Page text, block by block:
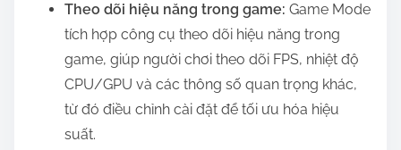
Theo dõi hiệu năng trong game: Game Mode
tích hợp công cụ theo dõi hiệu năng trong
game, giúp người chơi theo dõi FPS, nhiệt độ
CPU/GPU và các thông số quan trọng khác,
từ đó điều chỉnh cài đặt để tối ưu hóa hiệu
suất.